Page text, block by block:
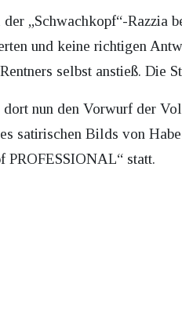
„Schwachkopf“-Razzia
und keine richtigen
selbst anstieß. Die
nun den Vorwurf der
satirischen Bilds von
PROFESSIONAL“ statt.